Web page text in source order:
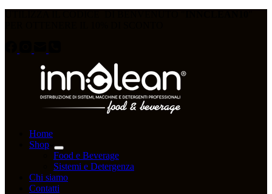
Home
Shop
Food e Beverage
Sistemi e Detergenza
Chi siamo
Contatti